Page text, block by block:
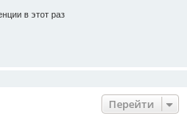
в этот раз
Перейти